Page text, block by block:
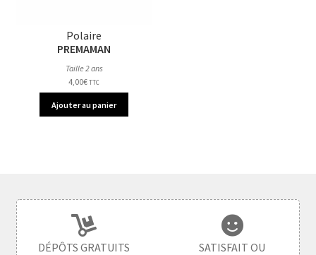
Polaire
PREMAMAN
Taille 2 ans
4,00€ TTC
Ajouter au panier
DÉPÔTS GRATUITS
SATISFAIT OU